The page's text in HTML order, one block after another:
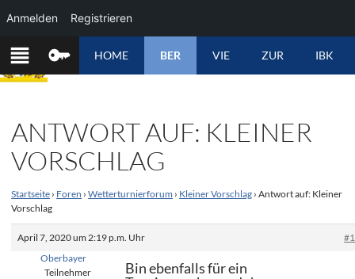
ZUM
INHALT
SPRINGEN
HOME BER VIE ZUR IBK
ANTWORT AUF: KLEINER
VORSCHLAG
Startseite › Foren › Wetterturnierforum › Kleiner Vorschlag › Antwort auf: Kleiner
Vorschlag
April 7, 2020 um 2:19 p.m. Uhr
Oberbayer
Teilnehmer
Bin ebenfalls für ein
Anmelden Registrieren